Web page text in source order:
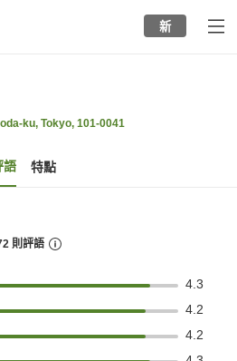
新
ku, Tokyo, 101-0041
語 特點
則評語
4.3
4.2
4.2